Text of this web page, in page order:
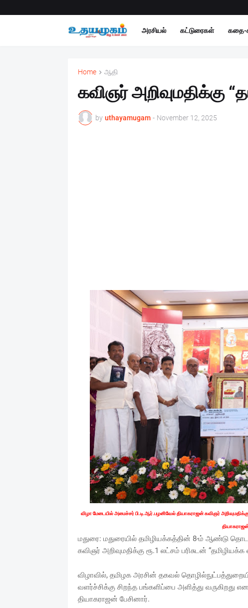
அரசியல் கட்டுரைகள் கதை-
Home ஆதி
கவிஞர் அறிவுமதிக்கு
by uthayamugam - November 12, 2025
விழா மேடையில் அமைச்சர் பி.டி.ஆர்.பழனிவேல் தியாகராஜன் கவிஞர்
மதுரை: மதுரையில் தமிழியக்கத்தின் 8-ம் ஆண்டு
கவிஞர் அறிவுமதிக்கு ரூ.1 லட்சம் பரிசுடன் “தமிழியக்க
விழாவில், தமிழக அரசின் தகவல்
வளர்ச்சிக்கு சிறந்த பங்களிப்பை அளித்து
தியாகராஜன் பேசினார்.